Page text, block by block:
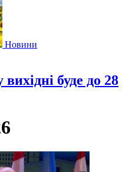
Новини
буде до 28